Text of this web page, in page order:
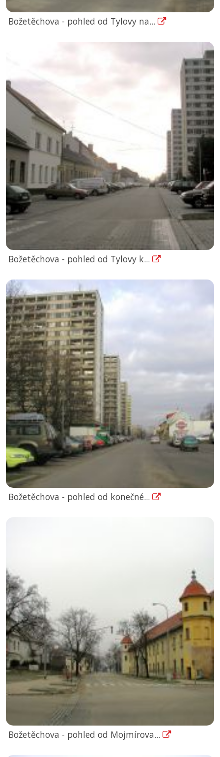
Božetěchova - pohled od Tylovy na...
Božetěchova - pohled od Tylovy k...
Božetěchova - pohled od konečné...
Božetěchova - pohled od Mojmírova...